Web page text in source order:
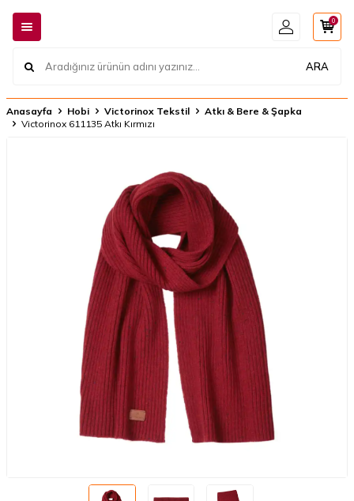
ARA
0
Anasayfa Hobi Victorinox Tekstil
Atkı & Bere & Şapka
Victorinox 611135 Atkı Kırmızı